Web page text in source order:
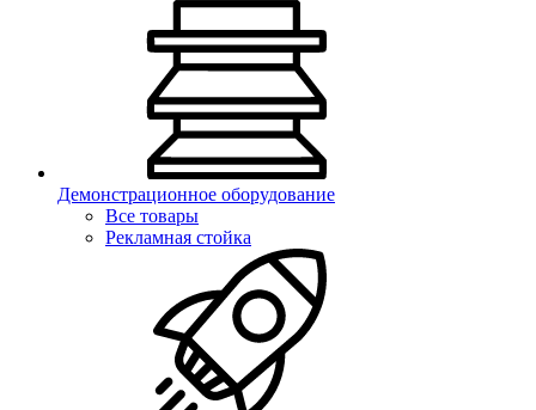
Демонстрационное оборудование
Все товары
Рекламная стойка